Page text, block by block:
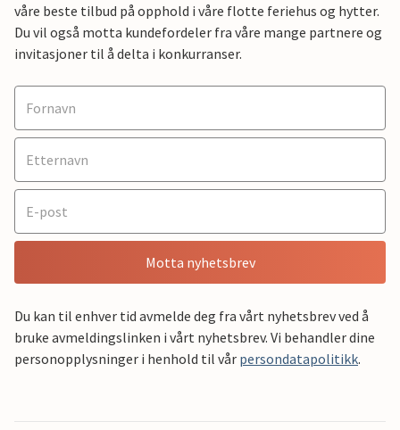
våre beste tilbud på opphold i våre flotte feriehus og hytter.
Du vil også motta kundefordeler fra våre mange partnere og
invitasjoner til å delta i konkurranser.
Motta nyhetsbrev
Du kan til enhver tid avmelde deg fra vårt nyhetsbrev ved å
bruke avmeldingslinken i vårt nyhetsbrev. Vi behandler dine
personopplysninger i henhold til vår persondatapolitikk.